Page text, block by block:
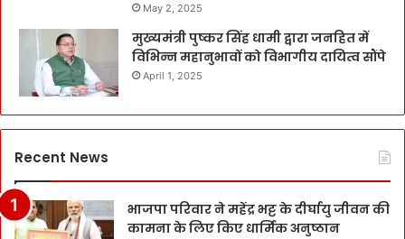
May 2, 2025
मुख्यमंत्री पुष्कर सिंह धामी द्वारा जनहित में
विभिन्न महानुभावों को विभागीय दायित्व सौंपे
April 1, 2025
Recent News
भाजपा परिवार ने महेंद्र भट्ट के दीर्घायु जीवन की
कामना के लिए किए धार्मिक अनुष्ठान